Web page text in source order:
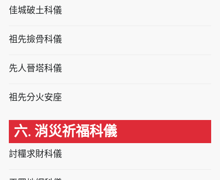
佳城破土科儀
祖先撿骨科儀
先人晉塔科儀
祖先分火安座
六. 消災祈福科儀
討糧求財科儀